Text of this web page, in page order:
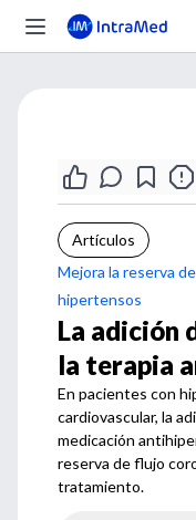
Artículos
Mejora la reserva
hipertensos
La adición
la terapia
En pacientes con
cardiovascular, la
medicación
reserva de flujo
tratamiento.